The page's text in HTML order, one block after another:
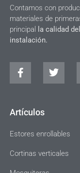
Contamos con
materiales de
principal
la calidad
instalación.
Artículos
Estores enrollables
Cortinas verticales